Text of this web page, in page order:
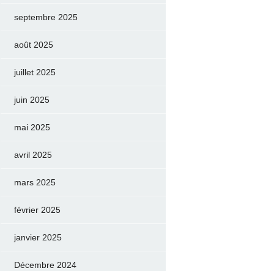
septembre 2025
août 2025
juillet 2025
juin 2025
mai 2025
avril 2025
mars 2025
février 2025
janvier 2025
Décembre 2024